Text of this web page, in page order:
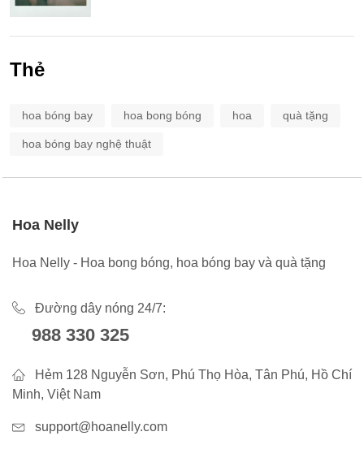
Thẻ
hoa bóng bay hoa bong bóng hoa quà tặng
hoa bóng bay nghệ thuật
Hoa Nelly
Hoa Nelly - Hoa bong bóng, hoa bóng bay và quà tặng
Đường dây nóng 24/7:
988 330 325
Hẻm 128 Nguyễn Sơn, Phú Thọ Hòa, Tân Phú, Hồ Chí
Minh, Việt Nam
support@hoanelly.com